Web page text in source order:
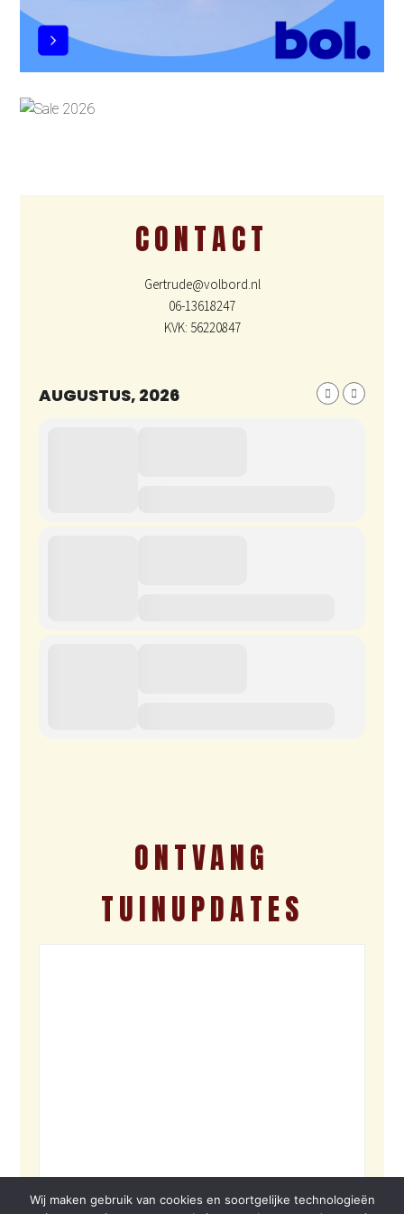
CONTACT
Gertrude@volbord.nl
06-13618247
KVK: 56220847
AUGUSTUS, 2026
ONTVANG
TUINUPDATES
Wij maken gebruik van cookies en soortgelijke technologieën